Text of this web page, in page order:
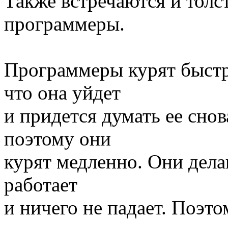
программеры.
Программеры курят
что она уйдет
и придется думать ее
поэтому они
курят медленно. Они
работает
и ничего не падает.